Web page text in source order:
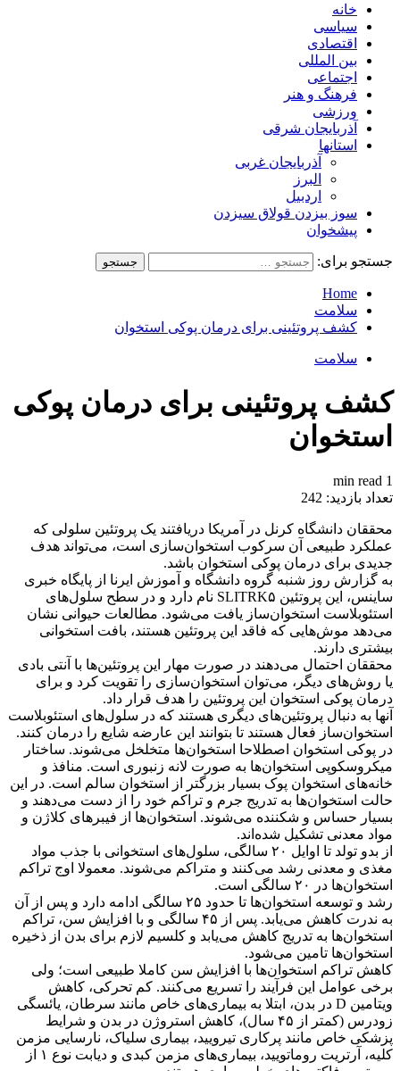
خانه
سیاسی
اقتصادی
بین المللی
اجتماعی
فرهنگ و هنر
ورزشی
آذربایجان شرقی
استانها
آذربایجان غربی
البرز
اردبیل
سوز بیزدن قولاق سیزدن
پیشخوان
جستجو برای:
Home
سلامت
کشف پروتئینی برای درمان پوکی استخوان
سلامت
کشف پروتئینی برای درمان پوکی
استخوان
1 min read
تعداد بازدید: 242
محققان دانشگاه کرنل در آمریکا دریافتند یک پروتئین سلولی که
عملکرد طبیعی آن سرکوب استخوان‌سازی است، می‌تواند هدف
جدیدی برای درمان پوکی استخوان باشد.
به گزارش روز شنبه گروه دانشگاه و آموزش ایرنا از پایگاه خبری
ساینس، این پروتئین SLITRK۵ نام دارد و در سطح سلول‌های
استئوبلاست استخوان‌ساز یافت می‌شود. مطالعات حیوانی نشان
می‌دهد موش‌هایی که فاقد این پروتئین هستند، بافت استخوانی
بیشتری دارند.
محققان احتمال می‌دهند در صورت مهار این پروتئین‌ها با آنتی بادی
یا روش‌های دیگر، می‌توان استخوان‌سازی را تقویت کرد و برای
درمان پوکی استخوان این پروتئین را هدف قرار داد.
آنها به دنبال پروتئین‌های دیگری هستند که در سلول‌های استئوبلاست
استخوان‌ساز فعال هستند تا بتوانند این عارضه شایع را درمان کنند.
در پوکی استخوان اصطلاحا استخوان‌ها متخلخل می‌شوند. ساختار
میکروسکوپی استخوان‌ها به صورت لانه زنبوری است. منافذ و
خانه‌های استخوان پوک بسیار بزرگتر از استخوان سالم است. در این
حالت استخوان‌ها به تدریج جرم و تراکم خود را از دست می‌دهند و
بسیار حساس و شکننده می‌شوند. استخوان‌ها از فیبرهای کلاژن و
مواد معدنی تشکیل شده‌اند.
از بدو تولد تا اوایل ۲۰ سالگی، سلول‌های استخوانی با جذب مواد
مغذی و معدنی رشد می‌کنند و متراکم می‌شوند. معمولا اوج تراکم
استخوان‌ها در ۲۰ سالگی است.
رشد و توسعه استخوان‌ها تا حدود ۲۵ سالگی ادامه دارد و پس از آن
به ندرت کاهش می‌یابد. پس از ۴۵ سالگی و با افزایش سن، تراکم
استخوان‌ها به تدریج کاهش می‌یابد و کلسیم لازم برای بدن از ذخیره
استخوان‌ها تامین می‌شود.
کاهش تراکم استخوان‌ها با افزایش سن کاملا طبیعی است؛ ولی
برخی عوامل این فرآیند را تسریع می‌کنند. کم تحرکی، کاهش
ویتامین D در بدن، ابتلا به بیماری‌های خاص مانند سرطان، یائسگی
زودرس (کمتر از ۴۵ سال)، کاهش استروژن در بدن و شرایط
پزشکی خاص مانند پرکاری تیرویید، بیماری سلیاک، نارسایی مزمن
کلیه، آرتریت روماتویید، بیماری‌های مزمن کبدی و دیابت نوع ۱ از